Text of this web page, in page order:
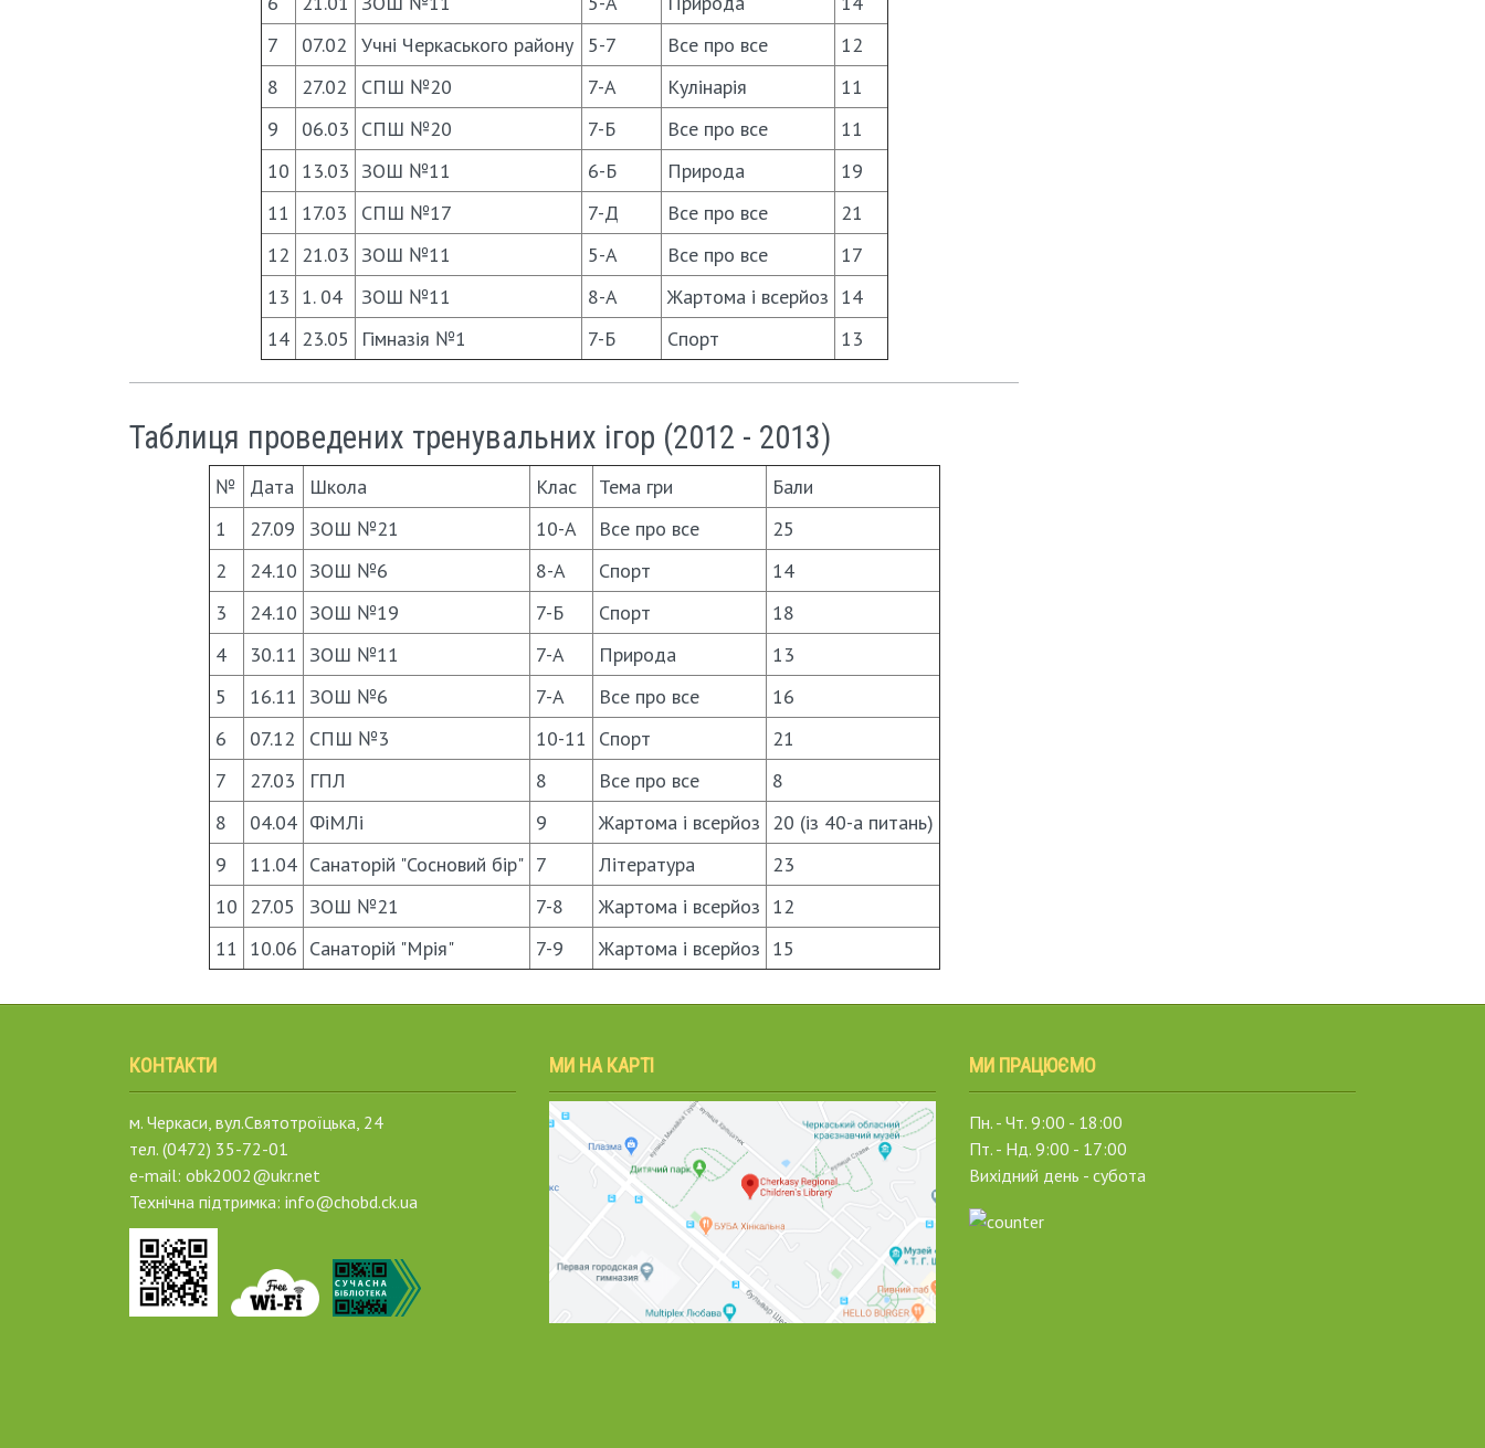
7
07.02 Учнi Черкаського району 5-7 Все про все
12
8
27.02 СПШ №20 7-А Кулінарія
11
9
06.03 СПШ №20 7-Б Все про все
11
10 13.03 ЗОШ №11 6-Б Природа
19
11
17.03 СПШ №17 7-Д Все про все
21
12 21.03 ЗОШ №11 5-А Все про все
17
13 1. 04 ЗОШ №11 8-А Жартома і всерйоз 14
14 23.05 Гімназія №1 7-Б Спорт 13
Таблиця проведених тренувальних ігор (2012 - 2013)
№ Дата Школа Клас Тема гри
Бали
1
27.09 ЗОШ №21 10-А Все про все
25
2
24.10 ЗОШ №6 8-А Спорт
14
3
24.10 ЗОШ №19 7-Б Спорт
18
4
30.11 ЗОШ №11 7-А Природа
13
5
16.11 ЗОШ №6 7-А Все про все
16
6
07.12 СПШ №3 10-11 Спорт
21
7
27.03 ГПЛ 8 Все про все
8
8
04.04 ФiМЛi 9 Жартома і всерйоз 20 (із 40-а питань)
9
11.04 Санаторiй "Сосновий бiр" 7 Лiтература
23
10 27.05 ЗОШ №21 7-8 Жартома і всерйоз 12
11
10.06 Санаторiй "Мрія" 7-9 Жартома і всерйоз 15
КОНТАКТИ
м. Черкаси, вул.Святотроїцька, 24
тел. (0472) 35-72-01
e-mail: obk2002@ukr.net
Технічна підтримка: info@chobd.ck.ua
МИ НА КАРТІ МИ ПРАЦЮЄМО
Пн. - Чт. 9:00 - 18:00
Пт. - Нд. 9:00 - 17:00
Вихідний день - субота